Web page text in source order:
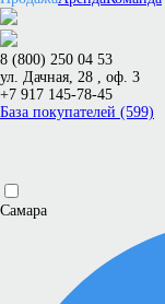
8 (800) 250 04 53
ул. Дачная, 28 , оф. 3
+7 917 145-78-45
База покупателей (599)
Самара